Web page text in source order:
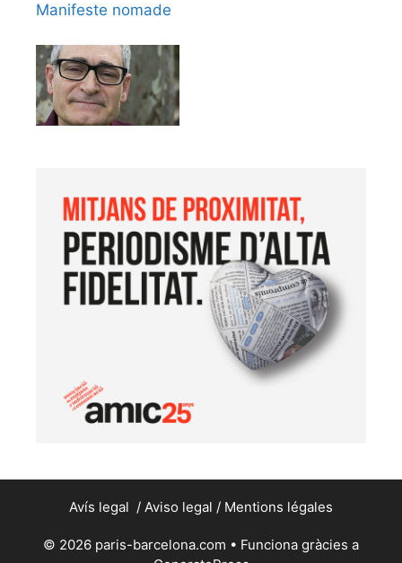
Manifeste nomade
Avís legal / Aviso legal / Mentions légales
© 2026 paris-barcelona.com • Funciona gràcies a